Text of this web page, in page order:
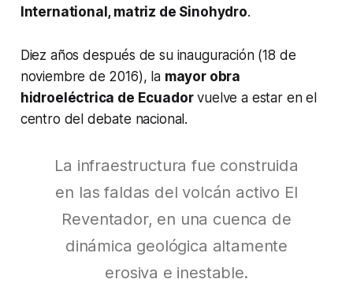
International, matriz de Sinohydro.
Diez años después de su inauguración (18 de
noviembre de 2016), la mayor obra
hidroeléctrica de Ecuadorvuelve a estar en el
centro del debate nacional.
La infraestructura fue construida
en las faldas del volcán activo El
Reventador, en una cuenca de
dinámica geológica altamente
erosiva e inestable.